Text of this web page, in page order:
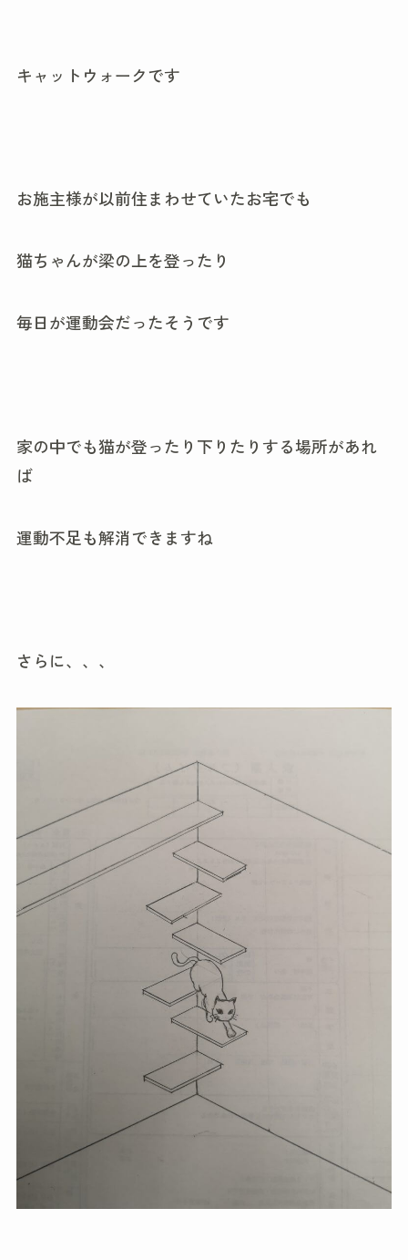
キャットウォークです
お施主様が以前住まわせていたお宅でも
猫ちゃんが梁の上を登ったり
毎日が運動会だったそうです
家の中でも猫が登ったり下りたりする場所があれ
ば
運動不足も解消できますね
さらに、、、